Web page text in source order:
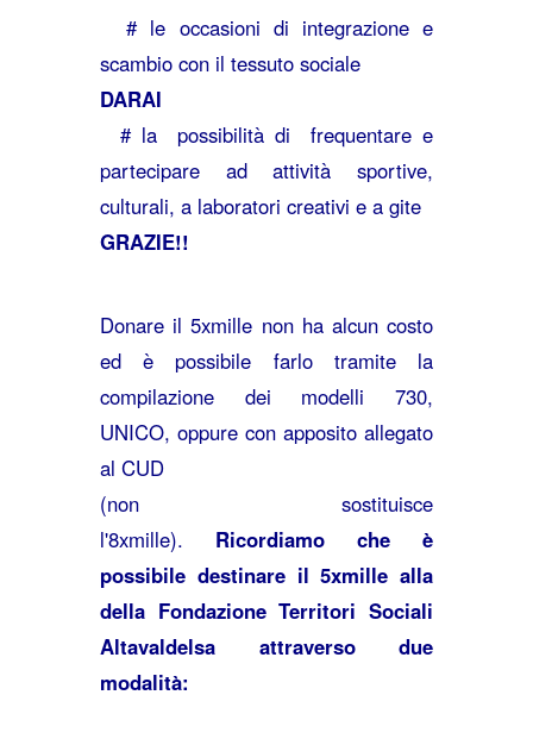
# le occasioni di integrazione e
scambio con il tessuto sociale
DARAI
# la possibilità di frequentare e
partecipare ad attività sportive,
culturali, a laboratori creativi e a gite
GRAZIE!!
Donare il 5xmille non ha alcun costo
ed è possibile farlo tramite la
compilazione dei modelli 730,
UNICO, oppure con apposito allegato
al CUD
(non sostituisce
l'8xmille). Ricordiamo che è
possibile destinare il 5xmille alla
della Fondazione Territori Sociali
Altavaldelsa attraverso due
modalità: